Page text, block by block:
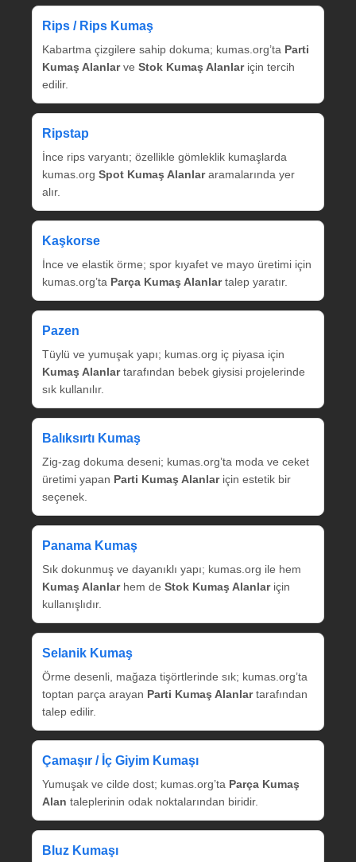
Rips / Rips Kumaş
Kabartma çizgilere sahip dokuma; kumas.org’ta Parti
Kumaş Alanlarve Stok Kumaş Alanlariçin tercih
edilir.
Ripstap
İnce rips varyantı; özellikle gömleklik kumaşlarda
kumas.org Spot Kumaş Alanlararamalarında yer
alır.
Kaşkorse
İnce ve elastik örme; spor kıyafet ve mayo üretimi için
kumas.org’ta Parça Kumaş Alanlartalep yaratır.
Pazen
Tüylü ve yumuşak yapı; kumas.org iç piyasa için
Kumaş Alanlartarafından bebek giysisi projelerinde
sık kullanılır.
Balıksırtı Kumaş
Zig‑zag dokuma deseni; kumas.org’ta moda ve ceket
üretimi yapan Parti Kumaş Alanlariçin estetik bir
seçenek.
Panama Kumaş
Sık dokunmuş ve dayanıklı yapı; kumas.org ile hem
Kumaş Alanlarhem de Stok Kumaş Alanlariçin
kullanışlıdır.
Selanik Kumaş
Örme desenli, mağaza tişörtlerinde sık; kumas.org’ta
toptan parça arayan Parti Kumaş Alanlartarafından
talep edilir.
Çamaşır / İç Giyim Kumaşı
Yumuşak ve cilde dost; kumas.org’ta Parça Kumaş
Alan taleplerinin odak noktalarından biridir.
Bluz Kumaşı